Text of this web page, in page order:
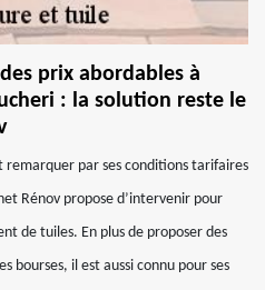
prix abordables à
: la solution reste le
remarquer par ses conditions tarifaires
Rénov propose d’intervenir pour
de tuiles. En plus de proposer des
bourses, il est aussi connu pour ses